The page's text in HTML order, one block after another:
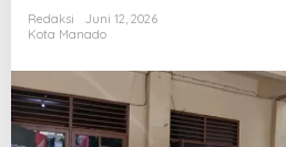
Redaksi
Juni 12, 2026
Kota Manado